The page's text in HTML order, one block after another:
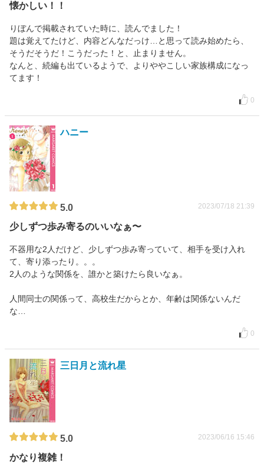
懐かしい！！
りぼんで掲載されていた時に、読んでました！
題は覚えてたけど、内容どんなだっけ…と思って読み始めたら、
そうだそうだ！こうだった！と、止まりません。
なんと、続編も出ているようで、よりややこしい家族構成になっ
てます！
0
ハニー
5.0 2023/07/18 21:39
少しずつ歩み寄るのいいなぁ〜
不器用な2人だけど、少しずつ歩み寄っていて、相手を受け入れ
て、寄り添ったり。。。
2人のような関係を、誰かと築けたら良いなぁ。
人間同士の関係って、高校生だからとか、年齢は関係ないんだ
な…
0
三日月と流れ星
5.0 2023/06/16 15:46
かなり複雑！